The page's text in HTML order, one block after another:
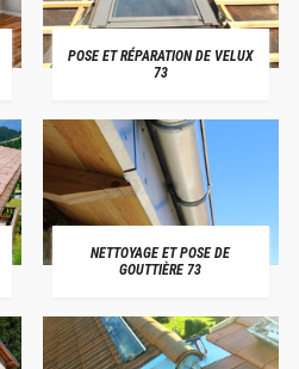
POSE ET RÉPARATION DE VELUX
73
NETTOYAGE ET POSE DE
GOUTTIÈRE 73